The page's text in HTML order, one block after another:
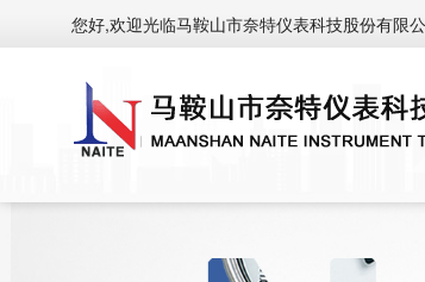
您好,欢迎光临马鞍山市奈特仪表科技股份有限